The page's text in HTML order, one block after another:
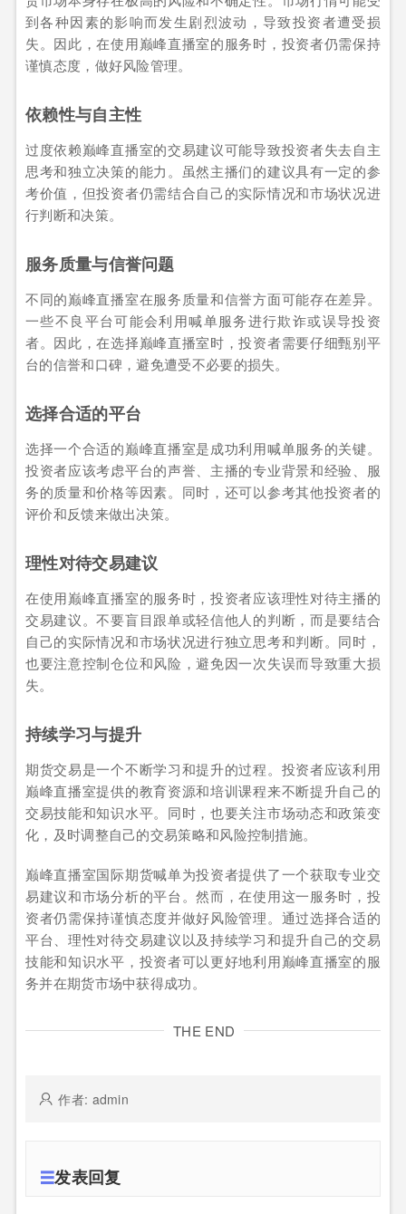
到各种因素的影响而发生剧烈波动，导致投资者遭受损
失。因此，在使用巅峰直播室的服务时，投资者仍需保持
谨慎态度，做好风险管理。
依赖性与自主性
过度依赖巅峰直播室的交易建议可能导致投资者失去自主
思考和独立决策的能力。虽然主播们的建议具有一定的参
考价值，但投资者仍需结合自己的实际情况和市场状况进
行判断和决策。
服务质量与信誉问题
不同的巅峰直播室在服务质量和信誉方面可能存在差异。
一些不良平台可能会利用喊单服务进行欺诈或误导投资
者。因此，在选择巅峰直播室时，投资者需要仔细甄别平
台的信誉和口碑，避免遭受不必要的损失。
选择合适的平台
选择一个合适的巅峰直播室是成功利用喊单服务的关键。
投资者应该考虑平台的声誉、主播的专业背景和经验、服
务的质量和价格等因素。同时，还可以参考其他投资者的
评价和反馈来做出决策。
理性对待交易建议
在使用巅峰直播室的服务时，投资者应该理性对待主播的
交易建议。不要盲目跟单或轻信他人的判断，而是要结合
自己的实际情况和市场状况进行独立思考和判断。同时，
也要注意控制仓位和风险，避免因一次失误而导致重大损
失。
持续学习与提升
期货交易是一个不断学习和提升的过程。投资者应该利用
巅峰直播室提供的教育资源和培训课程来不断提升自己的
交易技能和知识水平。同时，也要关注市场动态和政策变
化，及时调整自己的交易策略和风险控制措施。
巅峰直播室国际期货喊单为投资者提供了一个获取专业交
易建议和市场分析的平台。然而，在使用这一服务时，投
资者仍需保持谨慎态度并做好风险管理。通过选择合适的
平台、理性对待交易建议以及持续学习和提升自己的交易
技能和知识水平，投资者可以更好地利用巅峰直播室的服
务并在期货市场中获得成功。
THE END
作者: admin
发表回复